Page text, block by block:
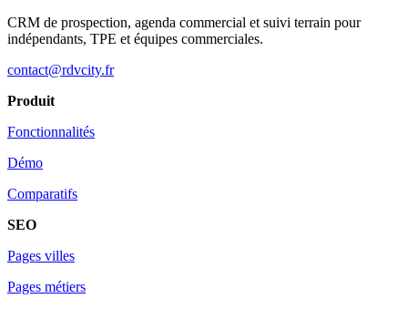
CRM de prospection, agenda commercial et suivi terrain pour
indépendants, TPE et équipes commerciales.
contact@rdvcity.fr
Produit
Fonctionnalités
Démo
Comparatifs
SEO
Pages villes
Pages métiers